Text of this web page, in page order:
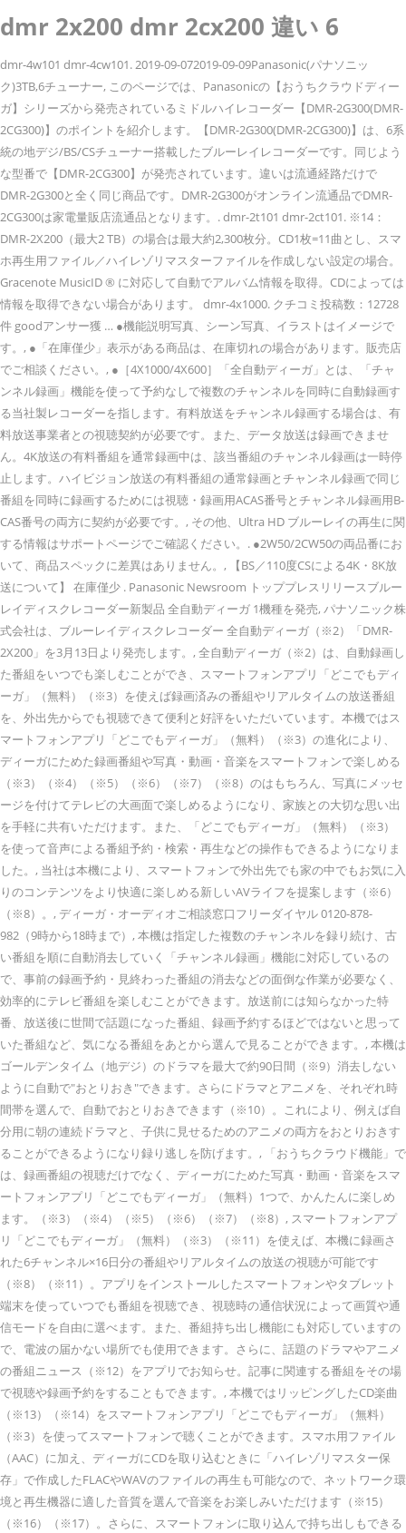
dmr 2x200 dmr 2cx200 違い 6
dmr-4w101 dmr-4cw101. 2019-09-072019-09-09Panasonic(パナソニッ
ク)3TB,6チューナー, このページでは、Panasonicの【おうちクラウドディー
ガ】シリーズから発売されているミドルハイレコーダー【DMR-2G300(DMR-
2CG300)】のポイントを紹介します。【DMR-2G300(DMR-2CG300)】は、6系
統の地デジ/BS/CSチューナー搭載したブルーレイレコーダーです。同じよう
な型番で【DMR-2CG300】が発売されています。違いは流通経路だけで
DMR-2G300と全く同じ商品です。DMR-2G300がオンライン流通品でDMR-
2CG300は家電量販店流通品となります。. dmr-2t101 dmr-2ct101. ※14：
DMR-2X200（最大2 TB）の場合は最大約2,300枚分。CD1枚=11曲とし、スマ
ホ再生用ファイル／ハイレゾリマスターファイルを作成しない設定の場合。
Gracenote MusicID ® に対応して自動でアルバム情報を取得。CDによっては
情報を取得できない場合があります。 dmr-4x1000. クチコミ投稿数：12728
件 goodアンサー獲 … ●機能説明写真、シーン写真、イラストはイメージで
す。, ●「在庫僅少」表示がある商品は、在庫切れの場合があります。販売店
でご相談ください。, ●［4X1000/4X600］「全自動ディーガ」とは、「チャ
ンネル録画」機能を使って予約なしで複数のチャンネルを同時に自動録画す
る当社製レコーダーを指します。有料放送をチャンネル録画する場合は、有
料放送事業者との視聴契約が必要です。また、データ放送は録画できませ
ん。4K放送の有料番組を通常録画中は、該当番組のチャンネル録画は一時停
止します。ハイビジョン放送の有料番組の通常録画とチャンネル録画で同じ
番組を同時に録画するためには視聴・録画用ACAS番号とチャンネル録画用B-
CAS番号の両方に契約が必要です。, その他、Ultra HD ブルーレイの再生に関
する情報はサポートページでご確認ください。. ●2W50/2CW50の両品番にお
いて、商品スペックに差異はありません。, 【BS／110度CSによる4K・8K放
送について】 在庫僅少 . Panasonic Newsroom トッププレスリリースブルー
レイディスクレコーダー新製品 全自動ディーガ 1機種を発売, パナソニック株
式会社は、ブルーレイディスクレコーダー 全自動ディーガ（※2）「DMR-
2X200」を3月13日より発売します。, 全自動ディーガ（※2）は、自動録画し
た番組をいつでも楽しむことができ、スマートフォンアプリ「どこでもディ
ーガ」（無料）（※3）を使えば録画済みの番組やリアルタイムの放送番組
を、外出先からでも視聴できて便利と好評をいただいています。本機ではス
マートフォンアプリ「どこでもディーガ」（無料）（※3）の進化により、
ディーガにためた録画番組や写真・動画・音楽をスマートフォンで楽しめる
（※3）（※4）（※5）（※6）（※7）（※8）のはもちろん、写真にメッセ
ージを付けてテレビの大画面で楽しめるようになり、家族との大切な思い出
を手軽に共有いただけます。また、「どこでもディーガ」（無料）（※3）
を使って音声による番組予約・検索・再生などの操作もできるようになりま
した。, 当社は本機により、スマートフォンで外出先でも家の中でもお気に入
りのコンテンツをより快適に楽しめる新しいAVライフを提案します（※6）
（※8）。, ディーガ・オーディオご相談窓口フリーダイヤル 0120-878-
982（9時から18時まで）, 本機は指定した複数のチャンネルを録り続け、古
い番組を順に自動消去していく「チャンネル録画」機能に対応しているの
で、事前の録画予約・見終わった番組の消去などの面倒な作業が必要なく、
効率的にテレビ番組を楽しむことができます。放送前には知らなかった特
番、放送後に世間で話題になった番組、録画予約するほどではないと思って
いた番組など、気になる番組をあとから選んで見ることができます。, 本機は
ゴールデンタイム（地デジ）のドラマを最大で約90日間（※9）消去しない
ように自動で"おとりおき"できます。さらにドラマとアニメを、それぞれ時
間帯を選んで、自動でおとりおきできます（※10）。これにより、例えば自
分用に朝の連続ドラマと、子供に見せるためのアニメの両方をおとりおきす
ることができるようになり録り逃しを防げます。, 「おうちクラウド機能」で
は、録画番組の視聴だけでなく、ディーガにためた写真・動画・音楽をスマ
ートフォンアプリ「どこでもディーガ」（無料）1つで、かんたんに楽しめ
ます。（※3）（※4）（※5）（※6）（※7）（※8）, スマートフォンアプ
リ「どこでもディーガ」（無料）（※3）（※11）を使えば、本機に録画さ
れた6チャンネル×16日分の番組やリアルタイムの放送の視聴が可能です
（※8）（※11）。アプリをインストールしたスマートフォンやタブレット
端末を使っていつでも番組を視聴でき、視聴時の通信状況によって画質や通
信モードを自由に選べます。また、番組持ち出し機能にも対応していますの
で、電波の届かない場所でも使用できます。さらに、話題のドラマやアニメ
の番組ニュース（※12）をアプリでお知らせ。記事に関連する番組をその場
で視聴や録画予約をすることもできます。, 本機ではリッピングしたCD楽曲
（※13）（※14）をスマートフォンアプリ「どこでもディーガ」（無料）
（※3）を使ってスマートフォンで聴くことができます。スマホ用ファイル
（AAC）に加え、ディーガにCDを取り込むときに「ハイレゾリマスター保
存」で作成したFLACやWAVのファイルの再生も可能なので、ネットワーク環
境と再生機器に適した音質を選んで音楽をお楽しみいただけます（※15）
（※16）（※17）。さらに、スマートフォンに取り込んで持ち出しもできる